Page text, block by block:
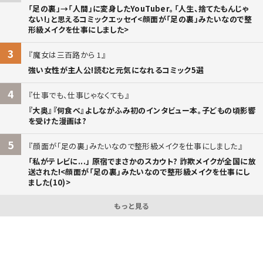
「足の裏」→「人間」に変身したYouTuber。「人生、捨てたもんじゃ
ない!」と思えるコミックエッセイ<顔面が「足の裏」みたいなので整
形級メイクを仕事にしました>
3
魔女は三百路から 1
強い女性が主人公!読むと元気になれるコミック5選
4
仕事でも、仕事じゃなくても
『大奥』『何食べ』よしながふみ初のインタビュー本。子どもの頃影響
を受けた漫画は?
5
顔面が「足の裏」みたいなので整形級メイクを仕事にしました
「私がテレビに...」 原宿でまさかのスカウト? 詐欺メイクが全国に放
送された!<顔面が「足の裏」みたいなので整形級メイクを仕事にし
ました(10)>
もっと見る